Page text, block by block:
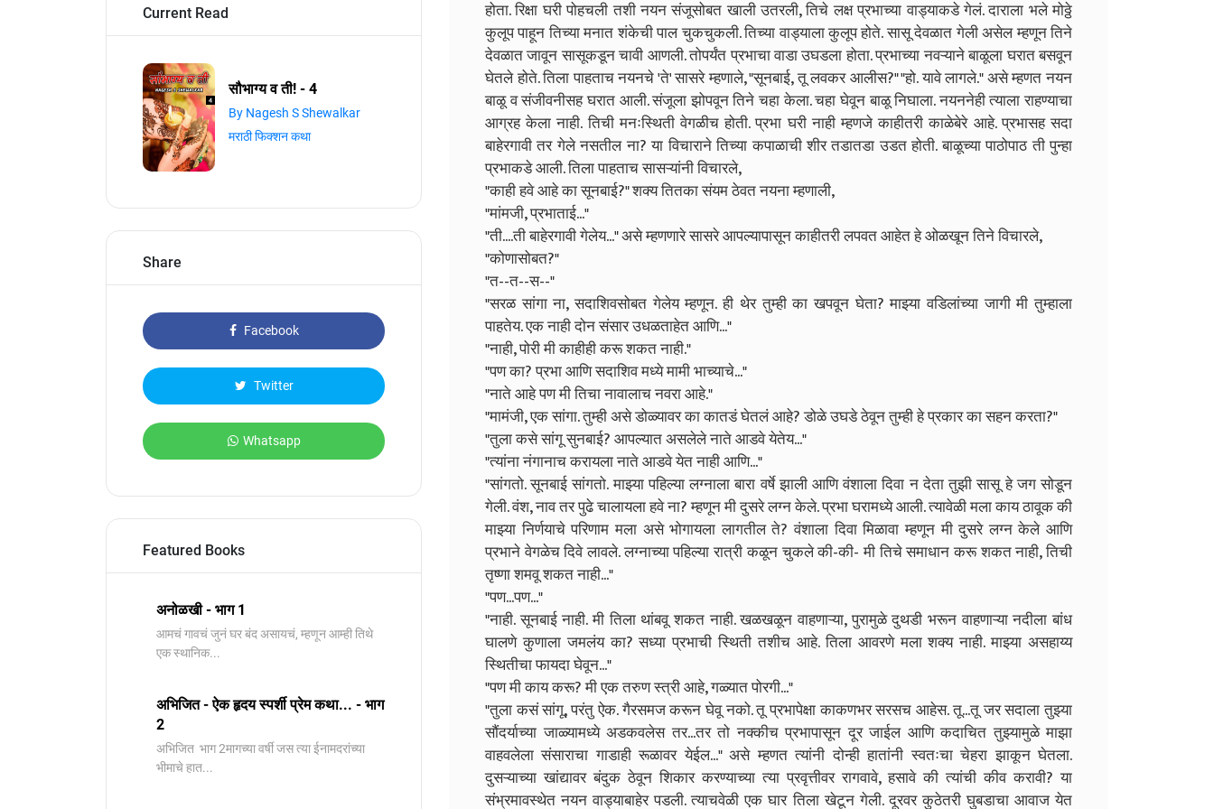
Current Read
सौभाग्य व ती! - 4
By Nagesh S Shewalkar
मराठी फिक्शन कथा
Share
Facebook
Twitter
Whatsapp
Featured Books
अनोळखी - भाग 1
आमचं गावचं जुनं घर बंद असायचं, म्हणून आम्ही तिथे
एक स्थानिक...
अभिजित - ऐक हृदय स्पर्शी प्रेम कथा... - भाग
2
️अभिजित ️ भाग 2मागच्या वर्षी जस त्या ईनामदरांच्या
भीमाचे हात...
होता. रिक्षा घरी पोहचली तशी नयन संजूसोबत खाली उतरली, तिचे लक्ष प्रभाच्या वाड्याकडे गेलं. दाराला भले मोठ्ठे
कुलूप पाहून तिच्या मनात शंकेची पाल चुकचुकली. तिच्या वाड्याला कुलूप होते. सासू देवळात गेली असेल म्हणून तिने
देवळात जावून सासूकडून चावी आणली. तोपर्यंत प्रभाचा वाडा उघडला होता. प्रभाच्या नवऱ्याने बाळूला घरात बसवून
घेतले होते. तिला पाहताच नयनचे 'ते' सासरे म्हणाले, "सूनबाई, तू लवकर आलीस?""हो. यावे लागले." असे म्हणत नयन
बाळू व संजीवनीसह घरात आली. संजूला झोपवून तिने चहा केला. चहा घेवून बाळू निघाला. नयननेही त्याला राहण्याचा
आग्रह केला नाही. तिची मनःस्थिती वेगळीच होती. प्रभा घरी नाही म्हणजे काहीतरी काळेबेरे आहे. प्रभासह सदा
बाहेरगावी तर गेले नसतील ना? या विचाराने तिच्या कपाळाची शीर तडातडा उडत होती. बाळूच्या पाठोपाठ ती पुन्हा
प्रभाकडे आली. तिला पाहताच सासऱ्यांनी विचारले,
"काही हवे आहे का सूनबाई?" शक्य तितका संयम ठेवत नयना म्हणाली,
"मांमजी, प्रभाताई..."
"ती....ती बाहेरगावी गेलेय..." असे म्हणणारे सासरे आपल्यापासून काहीतरी लपवत आहेत हे ओळखून तिने विचारले,
"कोणासोबत?"
"त--त--स--"
"सरळ सांगा ना, सदाशिवसोबत गेलेय म्हणून. ही थेर तुम्ही का खपवून घेता? माझ्या वडिलांच्या जागी मी तुम्हाला
पाहतेय. एक नाही दोन संसार उधळताहेत आणि..."
"नाही, पोरी मी काहीही करू शकत नाही."
"पण का? प्रभा आणि सदाशिव मध्ये मामी भाच्याचे..."
"नाते आहे पण मी तिचा नावालाच नवरा आहे."
"मामंजी, एक सांगा. तुम्ही असे डोळ्यावर का कातडं घेतलं आहे? डोळे उघडे ठेवून तुम्ही हे प्रकार का सहन करता?"
"तुला कसे सांगू सुनबाई? आपल्यात असलेले नाते आडवे येतेय..."
"त्यांना नंगानाच करायला नाते आडवे येत नाही आणि..."
"सांगतो. सूनबाई सांगतो. माझ्या पहिल्या लग्नाला बारा वर्षे झाली आणि वंशाला दिवा न देता तुझी सासू हे जग सोडून
गेली. वंश, नाव तर पुढे चालायला हवे ना? म्हणून मी दुसरे लग्न केले. प्रभा घरामध्ये आली. त्यावेळी मला काय ठावूक की
माझ्या निर्णयाचे परिणाम मला असे भोगायला लागतील ते? वंशाला दिवा मिळावा म्हणून मी दुसरे लग्न केले आणि
प्रभाने वेगळेच दिवे लावले. लग्नाच्या पहिल्या रात्री कळून चुकले की-की- मी तिचे समाधान करू शकत नाही, तिची
तृष्णा शमवू शकत नाही..."
"पण...पण..."
"नाही. सूनबाई नाही. मी तिला थांबवू शकत नाही. खळखळून वाहणाऱ्या, पुरामुळे दुथडी भरून वाहणाऱ्या नदीला बांध
घालणे कुणाला जमलंय का? सध्या प्रभाची स्थिती तशीच आहे. तिला आवरणे मला शक्य नाही. माझ्या असहाय्य
स्थितीचा फायदा घेवून..."
"पण मी काय करू? मी एक तरुण स्त्री आहे, गळ्यात पोरगी..."
"तुला कसं सांगू, परंतु ऐक. गैरसमज करून घेवू नको. तू प्रभापेक्षा काकणभर सरसच आहेस. तू...तू जर सदाला तुझ्या
सौंदर्याच्या जाळ्यामध्ये अडकवलेस तर...तर तो नक्कीच प्रभापासून दूर जाईल आणि कदाचित तुझ्यामुळे माझा
वाहवलेला संसाराचा गाडाही रूळावर येईल..." असे म्हणत त्यांनी दोन्ही हातांनी स्वतःचा चेहरा झाकून घेतला.
दुसऱ्याच्या खांद्यावर बंदुक ठेवून शिकार करण्याच्या त्या प्रवृत्तीवर रागवावे, हसावे की त्यांची कीव करावी? या
संभ्रमावस्थेत नयन वाड्याबाहेर पडली. त्याचवेळी एक घार तिला खेटून गेली. दूरवर कुठेतरी घुबडाचा आवाज येत